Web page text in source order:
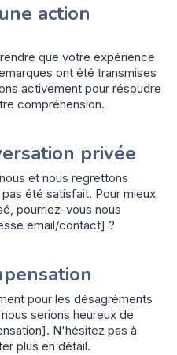
action
que votre expérience
ont été transmises
activement pour résoudre
compréhension.
privée
et nous regrettons
été satisfait. Pour mieux
pourriez-vous nous
email/contact] ?
pour les désagréments
serions heureux de
N'hésitez pas à
plus en détail.